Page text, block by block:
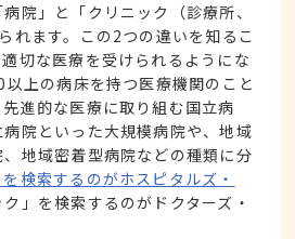
院」と「クリニック（診療所、
れます。この2つの違いを知るこ
切な医療を受けられるようにな
以上の病床を持つ医療機関のこと
進的な医療に取り組む国立病
院といった大規模病院や、地域
地域密着型病院などの種類に分
を検索するのがホスピタルズ・
」を検索するのがドクターズ・